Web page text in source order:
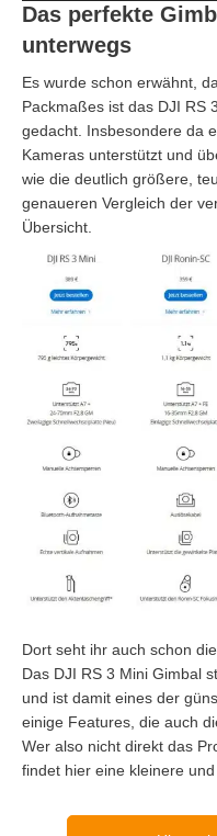
Das perfekte
unterwegs
Es wurde schon erwähnt,
Packmaßes ist das DJI RS
gedacht. Insbesondere da
Kameras unterstützt und
wie die deutlich größere,
genaueren Vergleich der
Übersicht.
Dort seht ihr auch schon
Das DJI RS 3 Mini Gimbal
und ist damit eines der
einige Features, die auch
Wer also nicht direkt das
findet hier eine kleinere